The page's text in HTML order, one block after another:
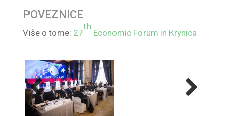
POVEZNICE
Više o tome: 27
th
Economic Forum in Krynica
Previ